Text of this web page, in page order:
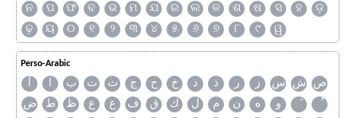
ନ
ପ ଫ ବ ଭ ମ ଯ ର ଲ ଳ ଶ ଷ ସ ହ
ଡ଼
ଢ଼
ୟ ୦ ୧ ୨ ୩ ୪ ୫ ୬ ୭ ୮ ୯ ୱ
Perso-Arabic
آ ا ب ت ث ج ح خ د ذ ر ز س ش ص
ض
ط ظ ع غ ف ق ك ل م ن ه
و